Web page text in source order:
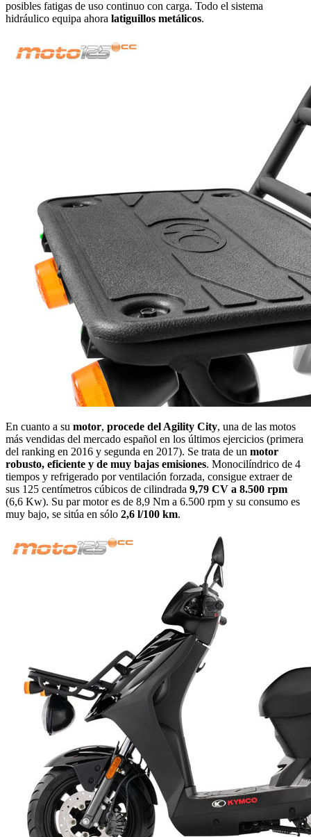
posibles fatigas de uso continuo con carga. Todo el sistema
hidráulico equipa ahora latiguillos metálicos.
En cuanto a su motor, procede del Agility City, una de las motos
más vendidas del mercado español en los últimos ejercicios (primera
del ranking en 2016 y segunda en 2017). Se trata de un motor
robusto, eficiente y de muy bajas emisiones. Monocilíndrico de 4
tiempos y refrigerado por ventilación forzada, consigue extraer de
sus 125 centímetros cúbicos de cilindrada 9,79 CV a 8.500 rpm
(6,6 Kw). Su par motor es de 8,9 Nm a 6.500 rpm y su consumo es
muy bajo, se sitúa en sólo 2,6 l/100 km.